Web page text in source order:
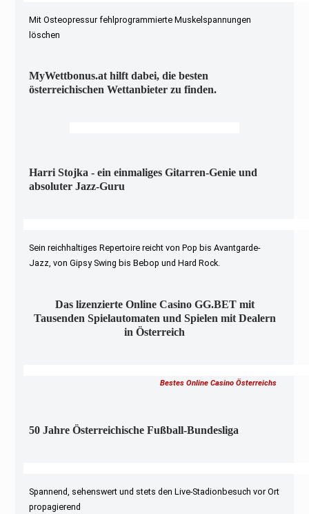
Mit Osteopressur fehlprogrammierte Muskelspannungen
löschen
MyWettbonus.at hilft dabei, die besten
österreichischen Wettanbieter zu finden.
Harri Stojka - ein einmaliges Gitarren-Genie und
absoluter Jazz-Guru
Sein reichhaltiges Repertoire reicht von Pop bis Avantgarde-
Jazz, von Gipsy Swing bis Bebop und Hard Rock.
Das lizenzierte Online Casino GG.BET mit
Tausenden Spielautomaten und Spielen mit Dealern
in Österreich
Bestes Online Casino Österreichs
50 Jahre Österreichische Fußball-Bundesliga
Spannend, sehenswert und stets den Live-Stadionbesuch vor Ort
propagierend